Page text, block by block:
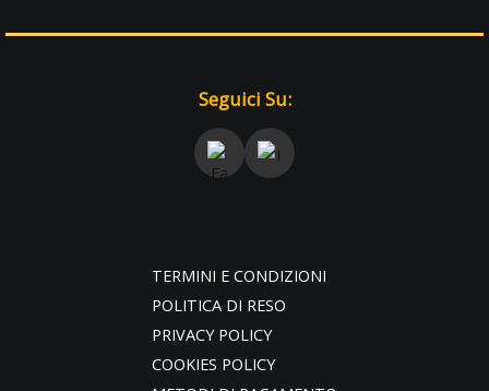
Seguici Su:
TERMINI E CONDIZIONI
POLITICA DI RESO
PRIVACY POLICY
COOKIES POLICY